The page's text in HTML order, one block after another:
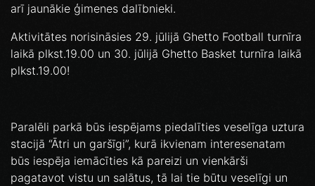
arī jaunākie ģimenes dalībnieki.
Aktivitātes norisināsies 29. jūlijā Ghetto Football turnīra
laikā plkst.19.00 un 30. jūlijā Ghetto Basket turnīra laikā
plkst.19.00!
Paralēli parkā būs iespējams piedalīties veselīga uztura
stacijā “Ātri un garšīgi”, kurā ikvienam interesenatam
būs iespēja iemācīties kā pareizi un vienkārši
pagatavot vistu un salātus, tā lai tie būtu veselīgi un